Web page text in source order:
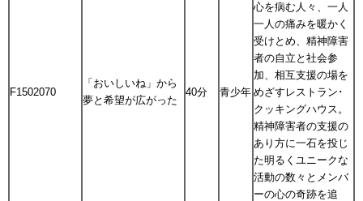
F1502070
「おいしいね」から
夢と希望が広がった
40分 青少年
心を病む人々、一人
一人の痛みを暖かく
受けとめ、精神障害
者の自立と社会参
加、相互支援の場を
めざすレストラン･
クッキングハウス。
精神障害者の支援の
あり方に一石を投じ
た明るくユニークな
活動の数々とメンバ
ーの心の奇跡を追